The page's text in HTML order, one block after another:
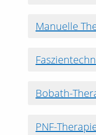
Manuelle
Bobath-
PNF-